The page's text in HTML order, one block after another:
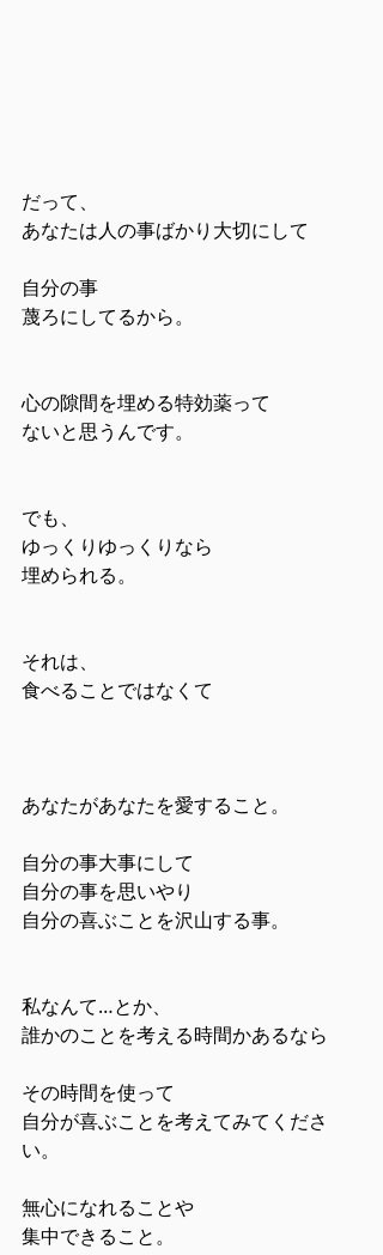
だって、
あなたは人の事ばかり大切にして
自分の事
蔑ろにしてるから。
心の隙間を埋める特効薬って
ないと思うんです。
でも、
ゆっくりゆっくりなら
埋められる。
それは、
食べることではなくて
あなたがあなたを愛すること。
自分の事大事にして
自分の事を思いやり
自分の喜ぶことを沢山する事。
私なんて…とか、
誰かのことを考える時間かあるなら
その時間を使って
自分が喜ぶことを考えてみてくださ
い。
無心になれることや
集中できること。